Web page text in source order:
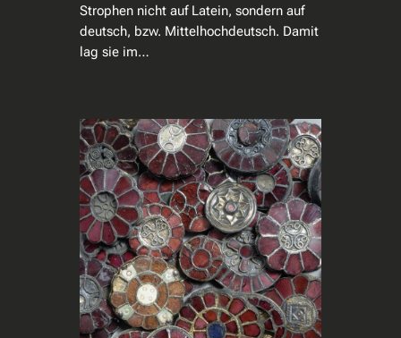
Strophen nicht auf Latein, sondern auf
deutsch, bzw. Mittelhochdeutsch. Damit
lag sie im…